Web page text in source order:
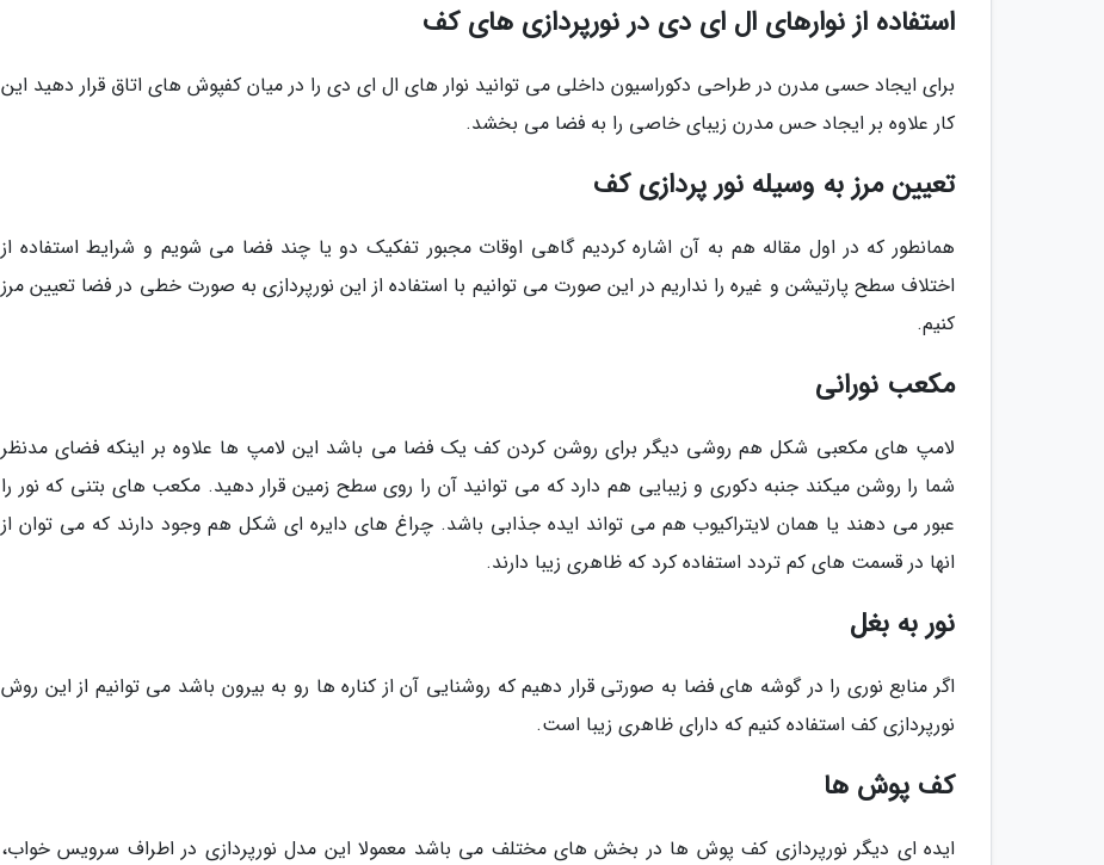
استفاده از نوارهای ال ای دی در نورپردازی های کف
برای ایجاد حسی مدرن در طراحی دکوراسیون داخلی می توانید نوار های ال ای دی را در میان کفپوش های اتاق قرار دهید این
کار علاوه بر ایجاد حس مدرن زیبای خاصی را به فضا می بخشد.
تعیین مرز به وسیله نور پردازی کف
همانطور که در اول مقاله هم به آن اشاره کردیم گاهی اوقات مجبور تفکیک دو یا چند فضا می شویم و شرایط استفاده از
اختلاف سطح پارتیشن و غیره را نداریم در این صورت می توانیم با استفاده از این نورپردازی به صورت خطی در فضا تعیین مرز
کنیم.
مکعب نورانی
لامپ های مکعبی شکل هم روشی دیگر برای روشن کردن کف یک فضا می باشد این لامپ ها علاوه بر اینکه فضای مدنظر
شما را روشن میکند جنبه دکوری و زیبایی هم دارد که می توانید آن را روی سطح زمین قرار دهید. مکعب های بتنی که نور را
عبور می دهند یا همان لایتراکیوب هم می تواند ایده جذابی باشد. چراغ های دایره ای شکل هم وجود دارند که می توان از
انها در قسمت های کم تردد استفاده کرد که ظاهری زیبا دارند.
نور به بغل
اگر منابع نوری را در گوشه های فضا به صورتی قرار دهیم که روشنایی آن از کناره ها رو به بیرون باشد می توانیم از این روش
نورپردازی کف استفاده کنیم که دارای ظاهری زیبا است.
کف پوش ها
ایده ای دیگر نورپردازی کف پوش ها در بخش های مختلف می باشد معمولا این مدل نورپردازی در اطراف سرویس خواب،